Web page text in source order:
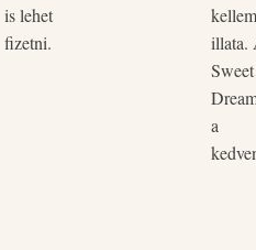
köszönhetően nem szennyezi a
lebomlik.
is lehet
fizetni.
illata.
Sweet
a